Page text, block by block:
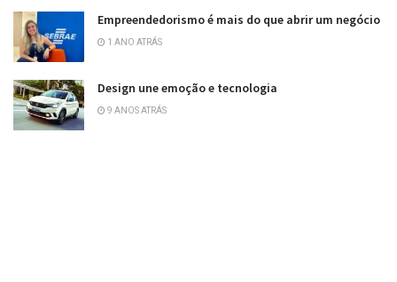
Empreendedorismo é mais do que abrir um negócio
1 ANO ATRÁS
Design une emoção e tecnologia
9 ANOS ATRÁS